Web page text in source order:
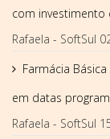
com investimento
Rafaela - SoftSul
Farmácia
em datas
Rafaela - SoftSul